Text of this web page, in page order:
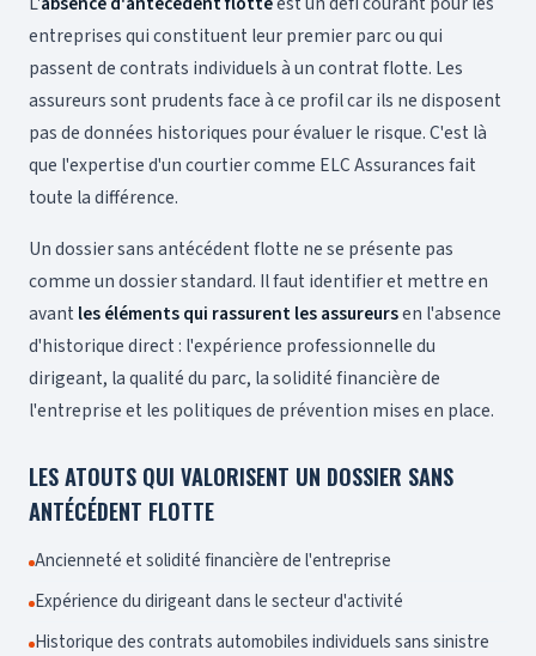
entreprises qui constituent leur premier parc ou qui
passent de contrats individuels à un contrat flotte. Les
assureurs sont prudents face à ce profil car ils ne disposent
pas de données historiques pour évaluer le risque. C'est là
que l'expertise d'un courtier comme ELC Assurances fait
toute la différence.
Un dossier sans antécédent flotte ne se présente pas
comme un dossier standard. Il faut identifier et mettre en
avant les éléments qui rassurent les assureursen l'absence
d'historique direct : l'expérience professionnelle du
dirigeant, la qualité du parc, la solidité financière de
l'entreprise et les politiques de prévention mises en place.
LES ATOUTS QUI VALORISENT UN DOSSIER SANS
ANTÉCÉDENT FLOTTE
Ancienneté et solidité financière de l'entreprise
Expérience du dirigeant dans le secteur d'activité
Historique des contrats automobiles individuels sans sinistre